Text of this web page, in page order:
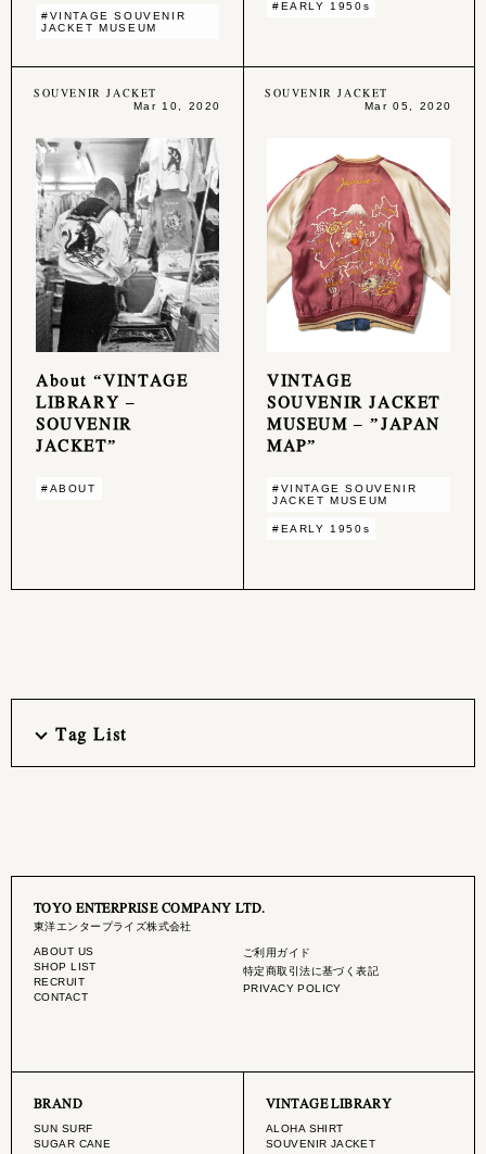
#VINTAGE SOUVENIR
JACKET MUSEUM
#EARLY 1950s
SOUVENIR JACKET
Mar 10, 2020
About “VINTAGE
LIBRARY –
SOUVENIR
JACKET”
#ABOUT
SOUVENIR JACKET
Mar 05, 2020
VINTAGE
SOUVENIR JACKET
MUSEUM – ”JAPAN
MAP”
#VINTAGE SOUVENIR
JACKET MUSEUM
#EARLY 1950s
Tag List
TOYO ENTERPRISE COMPANY LTD.
東洋エンタープライズ株式会社
ABOUT US
SHOP LIST
RECRUIT
CONTACT
ご利用ガイド
特定商取引法に基づく表記
PRIVACY POLICY
BRAND
SUN SURF
SUGAR CANE
VINTAGE LIBRARY
ALOHA SHIRT
SOUVENIR JACKET